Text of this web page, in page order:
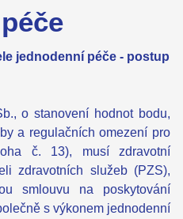
jednodenní péče - postup
o stanovení hodnot bodu,
a regulačních omezení pro
č. 13), musí zdravotní
zdravotních služeb (PZS),
smlouvu na poskytování
s výkonem jednodenní